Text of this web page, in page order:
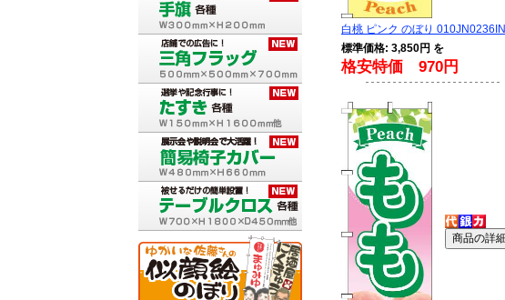
白桃 ピンク のぼり 010JN0236IN
標準価格: 3,850円 を
格安特価 970円